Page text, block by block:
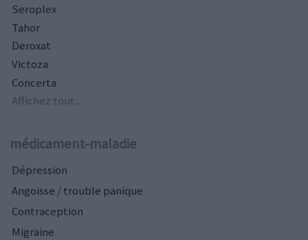
Seroplex
Tahor
Deroxat
Victoza
Concerta
Affichez tout...
médicament-maladie
Dépression
Angoisse / trouble panique
Contraception
Migraine